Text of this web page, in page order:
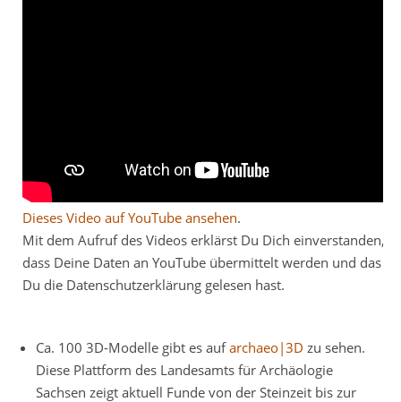
Dieses Video auf YouTube ansehen.
Mit dem Aufruf des Videos erklärst Du Dich einverstanden,
dass Deine Daten an YouTube übermittelt werden und das
Du die Datenschutzerklärung gelesen hast.
Ca. 100 3D-Modelle gibt es aufarchaeo|3D zu sehen.
Diese Plattform des Landesamts für Archäologie
Sachsen zeigt aktuell Funde von der Steinzeit bis zur